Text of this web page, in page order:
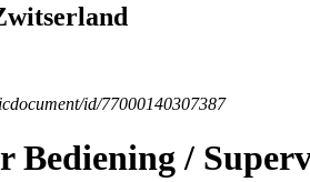
Bediening /